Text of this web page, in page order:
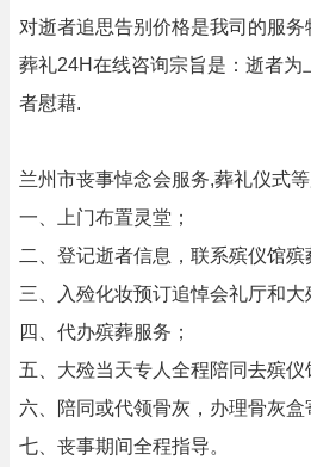
对逝者追思告别价格是我司的服
葬礼24H在线咨询宗旨是：逝者为
者慰藉.
兰州市丧事悼念会服务,葬礼仪式
一、上门布置灵堂；
二、登记逝者信息，联系殡仪馆殡
三、入殓化妆预订追悼会礼厅和大
四、代办殡葬服务；
五、大殓当天专人全程陪同去殡仪
六、陪同或代领骨灰，办理骨灰盒
七、丧事期间全程指导。